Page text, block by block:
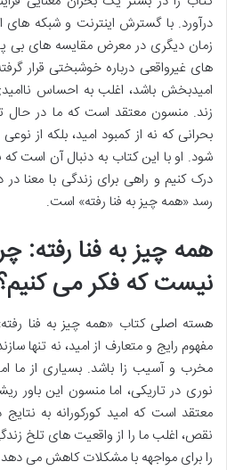
درآورد. با گسترش اینترنت و شبکه
زمان دیگری در معرض مقایسه های بی
های غیرواقعی درباره خوشبختی قرار
امیدبخش باشد، اغلب به احساس
زند. منسون معتقد است که ما در حال
بحرانی که نه از کمبود امید، بلکه از
شود. او با این کتاب به دنبال آن است که
درک کنیم و راهی برای زندگی با معنا در
رسد «همه چیز به فنا رفته» است.
همه چیز به فنا رفته:
نیست که فکر می
هسته اصلی کتاب «همه چیز به فنا
مفهوم رایج و متعارف از امید، نه تنها
مخرب و آسیب زا باشد. بسیاری از ما
نوری در تاریکی، اما منسون این باور
معتقد است که امید کورکورانه به
نقص، اغلب ما را از واقعیت های تلخ
را برای مواجهه با مشکلات کاهش می